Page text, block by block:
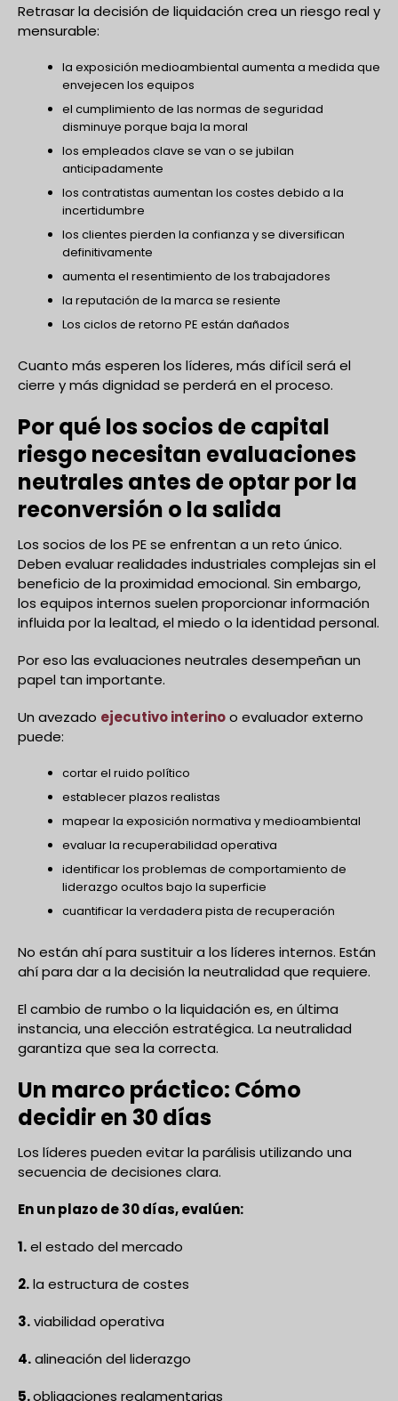
Retrasar la decisión de liquidación crea un riesgo real y
mensurable:
la exposición medioambiental aumenta a medida que
envejecen los equipos
el cumplimiento de las normas de seguridad
disminuye porque baja la moral
los empleados clave se van o se jubilan
anticipadamente
los contratistas aumentan los costes debido a la
incertidumbre
los clientes pierden la confianza y se diversifican
definitivamente
aumenta el resentimiento de los trabajadores
la reputación de la marca se resiente
Los ciclos de retorno PE están dañados
Cuanto más esperen los líderes, más difícil será el
cierre y más dignidad se perderá en el proceso.
Por qué los socios de capital
riesgo necesitan evaluaciones
neutrales antes de optar por la
reconversión o la salida
Los socios de los PE se enfrentan a un reto único.
Deben evaluar realidades industriales complejas sin el
beneficio de la proximidad emocional. Sin embargo,
los equipos internos suelen proporcionar información
influida por la lealtad, el miedo o la identidad personal.
Por eso las evaluaciones neutrales desempeñan un
papel tan importante.
Un avezado ejecutivo interinoo evaluador externo
puede:
cortar el ruido político
establecer plazos realistas
mapear la exposición normativa y medioambiental
evaluar la recuperabilidad operativa
identificar los problemas de comportamiento de
liderazgo ocultos bajo la superficie
cuantificar la verdadera pista de recuperación
No están ahí para sustituir a los líderes internos. Están
ahí para dar a la decisión la neutralidad que requiere.
El cambio de rumbo o la liquidación es, en última
instancia, una elección estratégica. La neutralidad
garantiza que sea la correcta.
Un marco práctico: Cómo
decidir en 30 días
Los líderes pueden evitar la parálisis utilizando una
secuencia de decisiones clara.
En un plazo de 30 días, evalúen:
1.el estado del mercado
2.la estructura de costes
3.viabilidad operativa
4.alineación del liderazgo
5.obligaciones reglamentarias